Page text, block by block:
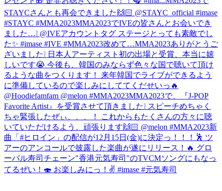
STAYCさんとも再会できました🙌🏻 @STAYC_official #imase
#STAYC #MMA2023MMA2023でIVEの皆さんとお会いでき
ました…❕ @IVEアカウントタグ ステージとっても素敵でし
た✨ #imase #IVE #MMA2023改めて…MMA2023ありがとうご
ざいました❕ 日本人アーティスト初の出場と受賞、本当に嬉
しいです😭 今後も、韓国のみならず色々な国で聴いて頂け
るような曲をつくります！ 来年韓国でライブができるよう
に準備しているので楽しみにしててくだせいっ🔥
@Hoodiefamfam @melon #MMA2023MMA2023で、『J-POP
Favorite Artist』を受賞させて頂きました❕ スピーチめちゃく
ちゃ緊張したぜぃ、、、！ これからもたくさんの方々に聴
いていただけるよう、頑張ります🙌🏻 @melon #MMA2023新
曲「#ヒロイン」の配信が12月15日(金)に決定っ！！！🕺 ツ
アーのアンコールで披露した楽曲が遂にリリース！🔥 グロ
ーバル寿司チェーン"香港元気寿司"のTVCMソングにもなっ
てるぜい！🍣 お楽しみにっ！✌️ #imase #元気寿司